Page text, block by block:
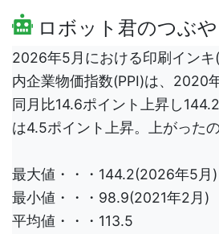
ロボット君のつぶや
2026年5月における印刷インキ
内企業物価指数(PPI)は、2020
同月比14.6ポイント上昇し
は4.5ポイント上昇。上がった
最大値・・・144.2(2026年5月)
最小値・・・98.9(2021年2月)
平均値・・・113.5